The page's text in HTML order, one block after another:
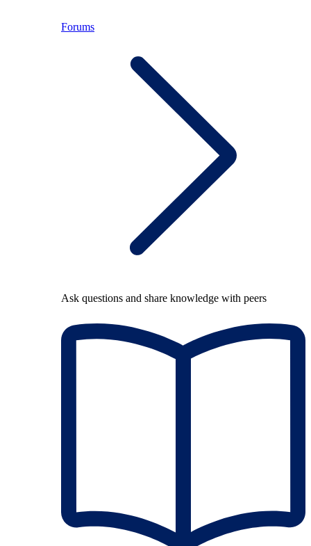
Forums
Ask questions and share knowledge with peers